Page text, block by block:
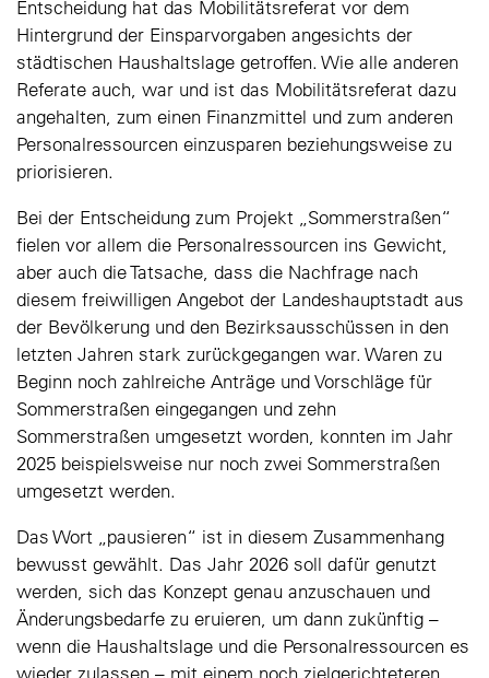
Entscheidung hat das Mobilitätsreferat vor dem
Hintergrund der Einsparvorgaben angesichts der
städtischen Haushaltslage getroffen. Wie alle anderen
Referate auch, war und ist das Mobilitätsreferat dazu
angehalten, zum einen Finanzmittel und zum anderen
Personalressourcen einzusparen beziehungsweise zu
priorisieren.
Bei der Entscheidung zum Projekt „Sommerstraßen“
fielen vor allem die Personalressourcen ins Gewicht,
aber auch die Tatsache, dass die Nachfrage nach
diesem freiwilligen Angebot der Landeshauptstadt aus
der Bevölkerung und den Bezirksausschüssen in den
letzten Jahren stark zurückgegangen war. Waren zu
Beginn noch zahlreiche Anträge und Vorschläge für
Sommerstraßen eingegangen und zehn
Sommerstraßen umgesetzt worden, konnten im Jahr
2025 beispielsweise nur noch zwei Sommerstraßen
umgesetzt werden.
Das Wort „pausieren“ ist in diesem Zusammenhang
bewusst gewählt. Das Jahr 2026 soll dafür genutzt
werden, sich das Konzept genau anzuschauen und
Änderungsbedarfe zu eruieren, um dann zukünftig –
wenn die Haushaltslage und die Personalressourcen es
wieder zulassen – mit einem noch zielgerichteteren